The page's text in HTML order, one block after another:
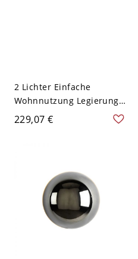
2 Lichter Einfache
Wohnnutzung Legierung
Gusseisen Chrom
Wandleuchte LED-
229,07 €